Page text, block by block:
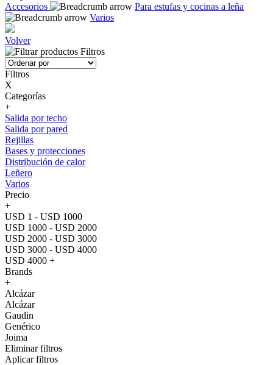
Accesorios
Para estufas y cocinas a leña
Varios
Volver
Filtros
Filtros
X
Categorías
+
Salida por techo
Salida por pared
Rejillas
Bases y protecciones
Distribución de calor
Leñero
Varios
Precio
+
USD 1 - USD 1000
USD 1000 - USD 2000
USD 2000 - USD 3000
USD 3000 - USD 4000
USD 4000 +
Brands
+
Alcázar
Alcázar
Gaudin
Genérico
Joima
Eliminar filtros
Aplicar filtros